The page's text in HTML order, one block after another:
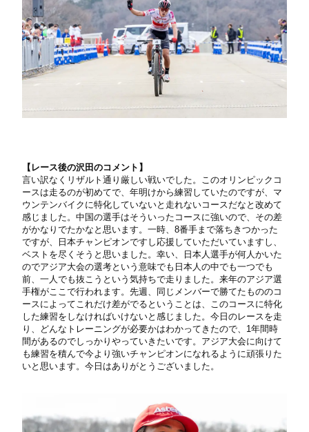
【 レース後の沢田のコメント】
言い訳なくリザルト通り厳しい戦いでした。このオリンピックコ
ースは走るのが初めてで、年明けから練習していたのですが、マ
ウンテンバイクに特化していないと走れないコースだなと改めて
感じました。中国の選手はそういったコースに強いので、その差
がかなりでたかなと思います。一時、8番手まで落ちきつかった
ですが、日本チャンピオンですし応援していただいていますし、
ベストを尽くそうと思いました。幸い、日本人選手が何人かいた
のでアジア大会の選考という意味でも日本人の中でも一つでも
前、一人でも抜こうという気持ちで走りました。来年のアジア選
手権がここで行われます。先週、同じメンバーで勝てたもののコ
ースによってこれだけ差がでるということは、このコースに特化
した練習をしなければいけないと感じました。今日のレースを走
り、どんなトレーニングが必要かはわかってきたので、1年間時
間があるのでしっかりやっていきたいです。アジア大会に向けて
も練習を積んで今より強いチャンピオンになれるように頑張りた
いと思います。今日はありがとうございました。